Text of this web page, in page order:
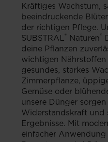
Kräftiges Wachstum,
beeindruckende
der richtigen Pflege.
SUBSTRAL® Naturen®
deine Pflanzen
wichtigen
gesundes, starkes
Zimmerpflanze,
Gemüse oder
unsere Dünger
Widerstandskraft und
Ergebnisse. Mit
einfacher